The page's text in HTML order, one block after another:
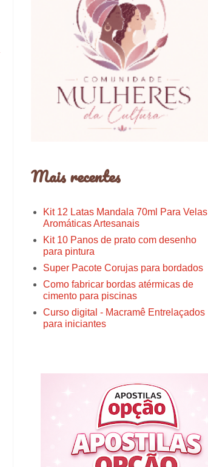
Mais recentes
Kit 12 Latas Mandala 70ml Para Velas
Aromáticas Artesanais
Kit 10 Panos de prato com desenho
para pintura
Super Pacote Corujas para bordados
Como fabricar bordas atérmicas de
cimento para piscinas
Curso digital - Macramê Entrelaçados
para iniciantes